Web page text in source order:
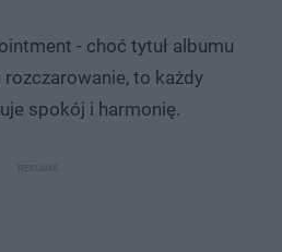
- choć tytuł albumu
to każdy
spokój i harmonię.